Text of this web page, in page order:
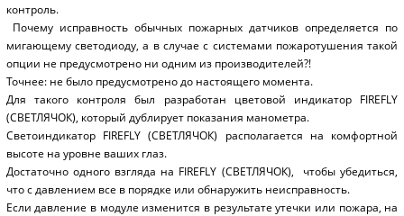
контроль.
Почему исправность обычных пожарных датчиков определяется по
мигающему светодиоду, а в случае с системами пожаротушения такой
опции не предусмотрено ни одним из производителей?!
Точнее: не было предусмотрено до настоящего момента.
Для такого контроля был разработан цветовой индикатор FIREFLY
(СВЕТЛЯЧОК), который дублирует показания манометра.
Светоиндикатор FIREFLY (СВЕТЛЯЧОК) располагается на комфортной
высоте на уровне ваших глаз.
Достаточно одного взгляда на FIREFLY (СВЕТЛЯЧОК), чтобы убедиться,
что с давлением все в порядке или обнаружить неисправность.
Если давление в модуле изменится в результате утечки или пожара, на